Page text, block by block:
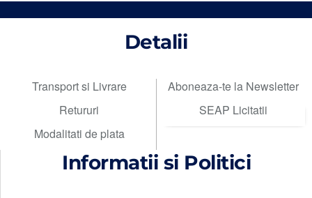
Detalii
Transport si Livrare
Retururi
Modalitati de plata
Aboneaza-te la Newsletter
SEAP Licitatii
Informatii si Politici